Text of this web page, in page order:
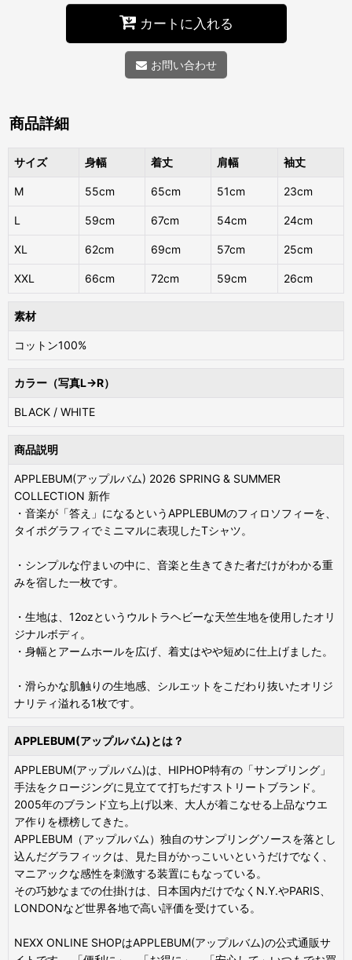
カートに入れる
お問い合わせ
商品詳細
サイズ 身幅 着丈 肩幅 袖丈
M 55cm 65cm 51cm 23cm
L 59cm 67cm 54cm 24cm
XL 62cm 69cm 57cm 25cm
XXL 66cm 72cm 59cm 26cm
素材
コットン100%
カラー（写真L→R）
BLACK / WHITE
商品説明
APPLEBUM(アップルバム) 2026 SPRING & SUMMER
COLLECTION 新作
・音楽が「答え」になるというAPPLEBUMのフィロソフィーを、
タイポグラフィでミニマルに表現したTシャツ。
・シンプルな佇まいの中に、音楽と生きてきた者だけがわかる重
みを宿した一枚です。
・生地は、12ozというウルトラヘビーな天竺生地を使用したオリ
ジナルボディ。
・身幅とアームホールを広げ、着丈はやや短めに仕上げました。
・滑らかな肌触りの生地感、シルエットをこだわり抜いたオリジ
ナリティ溢れる1枚です。
APPLEBUM(アップルバム)とは？
APPLEBUM(アップルバム)は、HIPHOP特有の「サンプリング」
手法をクロージングに見立てて打ちだすストリートブランド。
2005年のブランド立ち上げ以来、大人が着こなせる上品なウエ
ア作りを標榜してきた。
APPLEBUM（アップルバム）独自のサンプリングソースを落とし
込んだグラフィックは、見た目がかっこいいというだけでなく、
マニアックな感性を刺激する装置にもなっている。
その巧妙なまでの仕掛けは、日本国内だけでなくN.Y.やPARIS、
LONDONなど世界各地で高い評価を受けている。
NEXX ONLINE SHOPはAPPLEBUM(アップルバム)の公式通販サ